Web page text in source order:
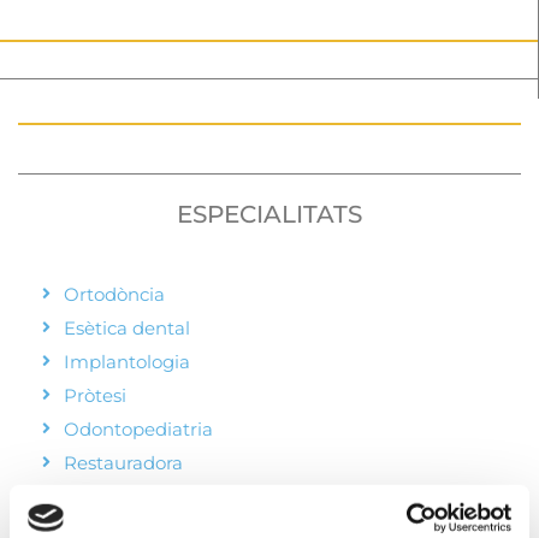
ESPECIALITATS
Ortodòncia
Esètica dental
Implantologia
Pròtesi
Odontopediatria
Restauradora
Preventiva